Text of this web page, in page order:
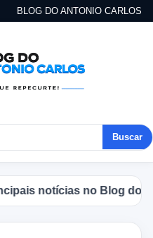
BLOG DO ANTONIO CARLOS
Buscar
notícias no Blog do